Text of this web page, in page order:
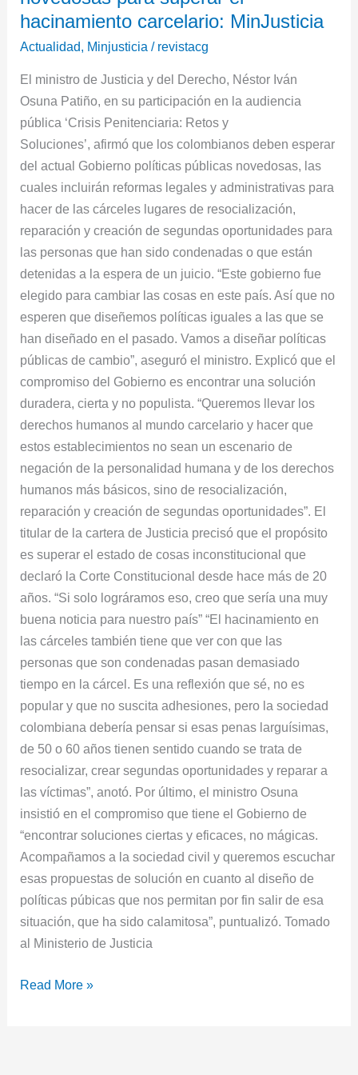
hacinamiento carcelario: MinJusticia
Actualidad, Minjusticia / revistacg
El ministro de Justicia y del Derecho, Néstor Iván
Osuna Patiño, en su participación en la audiencia
pública ‘Crisis Penitenciaria: Retos y
Soluciones’, afirmó que los colombianos deben esperar
del actual Gobierno políticas públicas novedosas, las
cuales incluirán reformas legales y administrativas para
hacer de las cárceles lugares de resocialización,
reparación y creación de segundas oportunidades para
las personas que han sido condenadas o que están
detenidas a la espera de un juicio. “Este gobierno fue
elegido para cambiar las cosas en este país. Así que no
esperen que diseñemos políticas iguales a las que se
han diseñado en el pasado. Vamos a diseñar políticas
públicas de cambio”, aseguró el ministro. Explicó que el
compromiso del Gobierno es encontrar una solución
duradera, cierta y no populista. “Queremos llevar los
derechos humanos al mundo carcelario y hacer que
estos establecimientos no sean un escenario de
negación de la personalidad humana y de los derechos
humanos más básicos, sino de resocialización,
reparación y creación de segundas oportunidades”. El
titular de la cartera de Justicia precisó que el propósito
es superar el estado de cosas inconstitucional que
declaró la Corte Constitucional desde hace más de 20
años. “Si solo lográramos eso, creo que sería una muy
buena noticia para nuestro país” “El hacinamiento en
las cárceles también tiene que ver con que las
personas que son condenadas pasan demasiado
tiempo en la cárcel. Es una reflexión que sé, no es
popular y que no suscita adhesiones, pero la sociedad
colombiana debería pensar si esas penas larguísimas,
de 50 o 60 años tienen sentido cuando se trata de
resocializar, crear segundas oportunidades y reparar a
las víctimas”, anotó. Por último, el ministro Osuna
insistió en el compromiso que tiene el Gobierno de
“encontrar soluciones ciertas y eficaces, no mágicas.
Acompañamos a la sociedad civil y queremos escuchar
esas propuestas de solución en cuanto al diseño de
políticas púbicas que nos permitan por fin salir de esa
situación, que ha sido calamitosa”, puntualizó.​ Tomado
al Ministerio de Justicia
Read More »